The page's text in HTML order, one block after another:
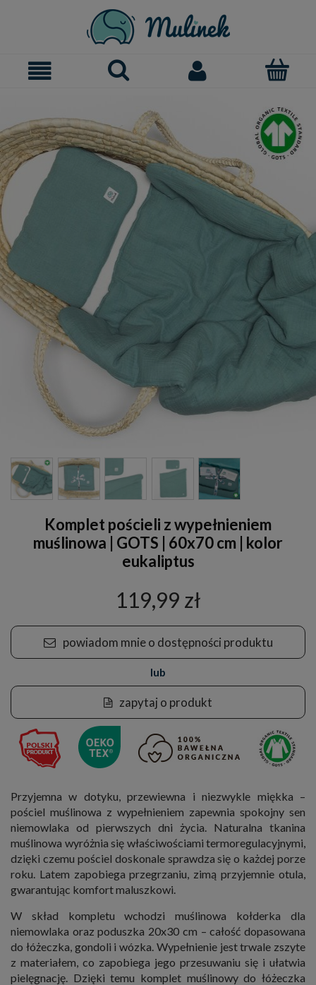
Komplet pościeli z wypełnieniem
muślinowa | GOTS | 60x70 cm | kolor
eukaliptus
119,99 zł
Przyjemna w dotyku, przewiewna i niezwykle miękka –
pościel muślinowa z wypełnieniem zapewnia spokojny sen
niemowlaka od pierwszych dni życia. Naturalna tkanina
muślinowa wyróżnia się właściwościami termoregulacyjnymi,
dzięki czemu pościel doskonale sprawdza się o każdej porze
roku. Latem zapobiega przegrzaniu, zimą przyjemnie otula,
gwarantując komfort maluszkowi.
W skład kompletu wchodzi muślinowa kołderka dla
niemowlaka oraz poduszka 20x30 cm – całość dopasowana
do łóżeczka, gondoli i wózka. Wypełnienie jest trwale zszyte
z materiałem, co zapobiega jego przesuwaniu się i ułatwia
pielęgnację. Dzięki temu komplet muślinowy do łóżeczka
powiadom mnie o dostępności produktu
lub
zapytaj o produkt